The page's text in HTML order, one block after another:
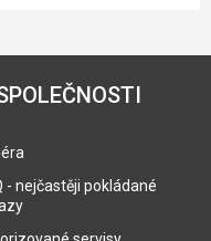
- nejčastěji pokládané